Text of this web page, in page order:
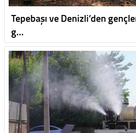
Tepebaşı ve Denizli’den
g…